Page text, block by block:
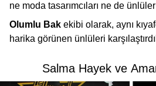
ne moda tasarımcıları ne de
Olumlu Bak ekibi olarak, aynı
harika görünen ünlüleri
Salma Hayek ve